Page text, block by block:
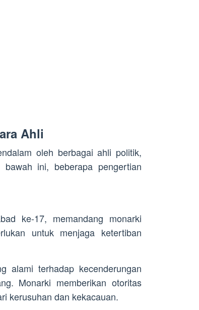
Ahli
oleh berbagai ahli politik,
ini, beberapa pengertian
ke-17, memandang monarki
untuk menjaga ketertiban
alami terhadap kecenderungan
Monarki memberikan otoritas
kerusuhan dan kekacauan.